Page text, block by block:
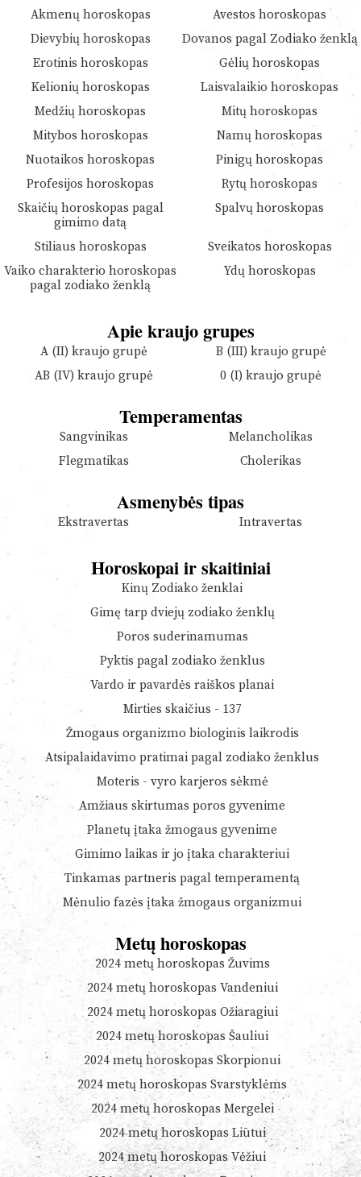
Akmenų horoskopas
Avestos horoskopas
Dievybių horoskopas
Dovanos pagal Zodiako ženklą
Erotinis horoskopas
Gėlių horoskopas
Kelionių horoskopas
Laisvalaikio horoskopas
Medžių horoskopas
Mitų horoskopas
Mitybos horoskopas
Namų horoskopas
Nuotaikos horoskopas
Pinigų horoskopas
Profesijos horoskopas
Rytų horoskopas
Skaičių horoskopas pagal
gimimo datą
Spalvų horoskopas
Stiliaus horoskopas
Sveikatos horoskopas
Vaiko charakterio horoskopas
pagal zodiako ženklą
Ydų horoskopas
Apie kraujo grupes
A (II) kraujo grupė
B (III) kraujo grupė
AB (IV) kraujo grupė
0 (I) kraujo grupė
Temperamentas
Sangvinikas
Melancholikas
Flegmatikas
Cholerikas
Asmenybės tipas
Ekstravertas Intravertas
Horoskopai ir skaitiniai
Kinų Zodiako ženklai
Gimę tarp dviejų zodiako ženklų
Poros suderinamumas
Pyktis pagal zodiako ženklus
Vardo ir pavardės raiškos planai
Mirties skaičius - 137
Žmogaus organizmo biologinis laikrodis
Atsipalaidavimo pratimai pagal zodiako ženklus
Moteris - vyro karjeros sėkmė
Amžiaus skirtumas poros gyvenime
Planetų įtaka žmogaus gyvenime
Gimimo laikas ir jo įtaka charakteriui
Tinkamas partneris pagal temperamentą
Mėnulio fazės įtaka žmogaus organizmui
Metų horoskopas
2024 metų horoskopas Žuvims
2024 metų horoskopas Vandeniui
2024 metų horoskopas Ožiaragiui
2024 metų horoskopas Šauliui
2024 metų horoskopas Skorpionui
2024 metų horoskopas Svarstyklėms
2024 metų horoskopas Mergelei
2024 metų horoskopas Liūtui
2024 metų horoskopas Vėžiui